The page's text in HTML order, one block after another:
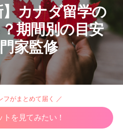
】カナダ留学の
期間別の目安
家監修
フがまとめて届く ／
を見てみたい！